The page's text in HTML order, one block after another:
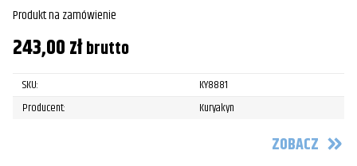
Produkt na zamówienie
243,00złbrutto
SKU:
KY8881
Producent:
Kuryakyn
ZOBACZ